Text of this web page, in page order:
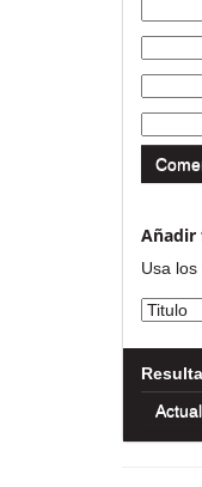
Usa los